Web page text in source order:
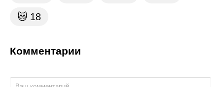
😿 18
Комментарии